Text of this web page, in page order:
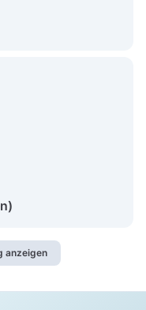
anzeigen